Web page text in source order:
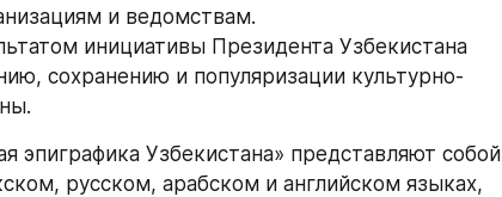
и ведомствам.
инициативы Президента Узбекистана
сохранению и популяризации культурно-
эпиграфика Узбекистана» представляют собой
русском, арабском и английском языках,